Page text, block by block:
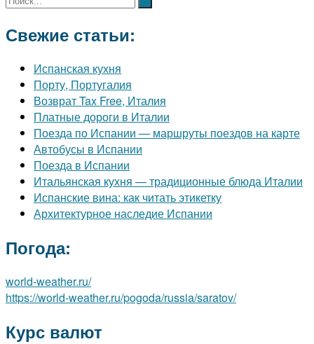
Свежие статьи:
Испанская кухня
Порту, Португалия
Возврат Tax Free, Италия
Платные дороги в Италии
Поезда по Испании — маршруты поездов на карте
Автобусы в Испании
Поезда в Испании
Итальянская кухня — традиционные блюда Италии
Испанские вина: как читать этикетку
Архитектурное наследие Испании
Погода:
world-weather.ru/
https://world-weather.ru/pogoda/russia/saratov/
Курс валют